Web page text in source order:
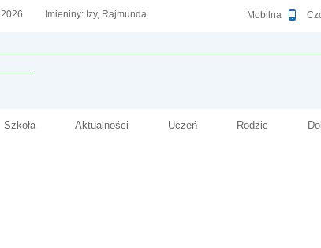
Wersja
Mobilna
2026 Imieniny: Izy, Rajmunda
Szkoła Aktualności Uczeń Rodzic